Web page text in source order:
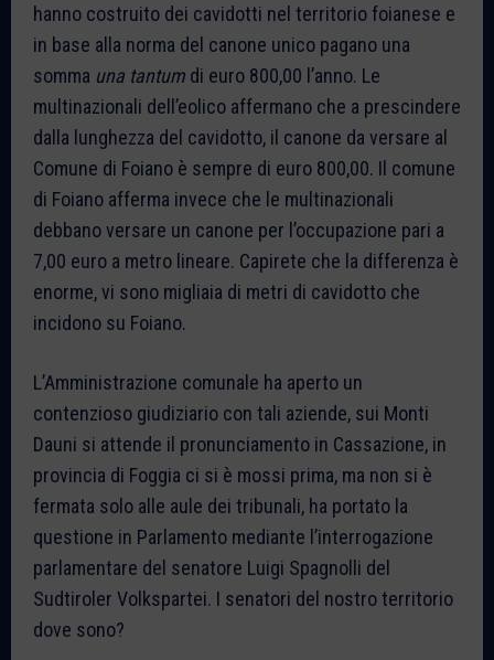
hanno costruito dei cavidotti nel territorio foianese e
in base alla norma del canone unico pagano una
somma una tantum di euro 800,00 l’anno. Le
multinazionali dell’eolico affermano che a prescindere
dalla lunghezza del cavidotto, il canone da versare al
Comune di Foiano è sempre di euro 800,00. Il comune
di Foiano afferma invece che le multinazionali
debbano versare un canone per l’occupazione pari a
7,00 euro a metro lineare. Capirete che la differenza è
enorme, vi sono migliaia di metri di cavidotto che
incidono su Foiano.
L’Amministrazione comunale ha aperto un
contenzioso giudiziario con tali aziende, sui Monti
Dauni si attende il pronunciamento in Cassazione, in
provincia di Foggia ci si è mossi prima, ma non si è
fermata solo alle aule dei tribunali, ha portato la
questione in Parlamento mediante l’interrogazione
parlamentare del senatore Luigi Spagnolli del
Sudtiroler Volkspartei. I senatori del nostro territorio
dove sono?